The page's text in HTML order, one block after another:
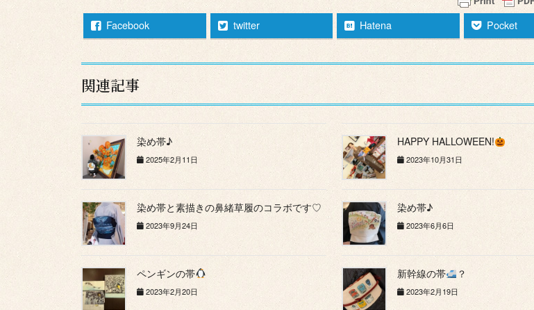
Facebook twitter Hatena Pocket
関連記事
染め帯♪
2025年2月11日
HAPPY HALLOWEEN!
2023年10月31日
染め帯と素描きの鼻緒草履のコラボです♡
2023年9月24日
染め帯♪
2023年6月6日
ペンギンの帯
2023年2月20日
新幹線の帯 ？
2023年2月19日